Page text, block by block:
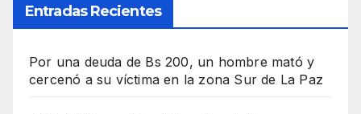
Entradas Recientes
Por una deuda de Bs 200, un hombre mató y
cercenó a su víctima en la zona Sur de La Paz